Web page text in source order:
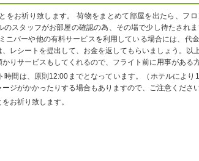
をお祈り致します。 荷物をまとめて部屋を出たら、フ
スタッフがお部屋の確認の為、その場で少し待たされ
ニバーや他の有料サービスを利用している場合には、代
レシートを提出して、お金を返してもらいましょう。以
りサービスもしてくれるので、フライト前に用事がある
時間は、原則12:00までとなっています。（ホテルによ
ジがかかったりする場合もありますので、ご注意ください
お祈り致します。